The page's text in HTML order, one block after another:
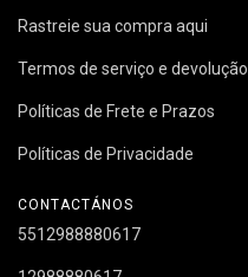
Rastreie sua compra aqui
Termos de serviço e devolução.
Políticas de Frete e Prazos
Políticas de Privacidade
CONTACTÁNOS
5512988880617